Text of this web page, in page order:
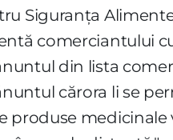
Siguranţa
comerciantului
din lista
cărora li se
produse medicinale